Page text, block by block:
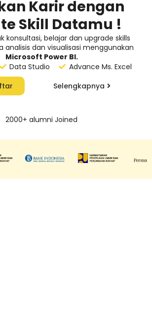
Karir dengan
Skill Datamu !
konsultasi, belajar dan upgrade skills
analisis dan visualisasi menggunakan
Microsoft Power BI.
Data Studio
Advance Ms. Excel
Selengkapnya
2000+ alumni Joined